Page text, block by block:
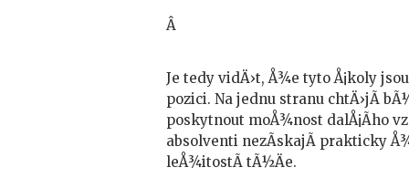
Â
Je tedy vidÄ›t, Å¾e tyto Å¡koly
pozici. Na jednu stranu chtÄ›jÃ­
poskytnout moÅ¾nost dalÅ¡Ã­ho
absolventi nezÃ­skajÃ­ prakticky
leÅ¾itostÃ­ tÃ½Äe.